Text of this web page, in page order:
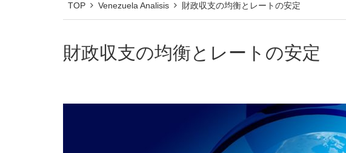
TOP Venezuela Analisis 財政収支の均衡とレートの安定
財政収支の均衡とレートの安定